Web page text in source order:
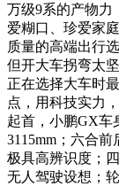
万级9系的产物力
爱糊口、珍爱家
质量的高端出行
但开大车拐弯太
正在选择大车时
点，用科技实力
起首，小鹏GX车
3115mm；六合
极具高辨识度；
无人驾驶设想；